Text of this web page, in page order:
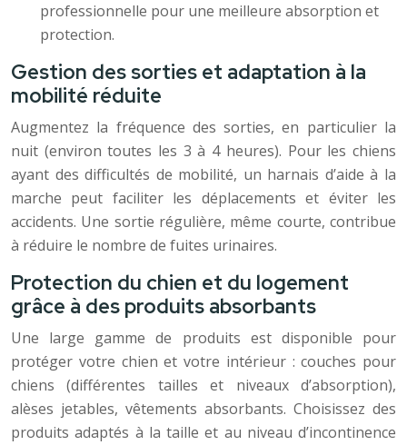
professionnelle pour une meilleure absorption et
protection.
Gestion des sorties et adaptation à la
mobilité réduite
Augmentez la fréquence des sorties, en particulier la
nuit (environ toutes les 3 à 4 heures). Pour les chiens
ayant des difficultés de mobilité, un harnais d’aide à la
marche peut faciliter les déplacements et éviter les
accidents. Une sortie régulière, même courte, contribue
à réduire le nombre de fuites urinaires.
Protection du chien et du logement
grâce à des produits absorbants
Une large gamme de produits est disponible pour
protéger votre chien et votre intérieur : couches pour
chiens (différentes tailles et niveaux d’absorption),
alèses jetables, vêtements absorbants. Choisissez des
produits adaptés à la taille et au niveau d’incontinence